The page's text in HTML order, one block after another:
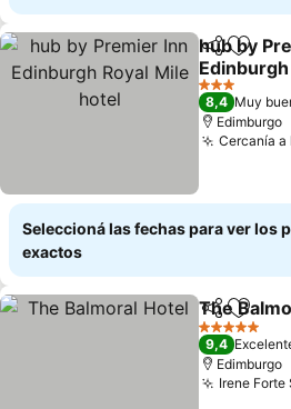
Compartir
hub by
hotel
Ver precios
3 Estrellas
8,4 Muy
Edimburgo
Cercanía a
Seleccioná las fechas para ver los
exactos
Compartir
The
5 Estrellas
9,4
Edimburgo
Irene Forte